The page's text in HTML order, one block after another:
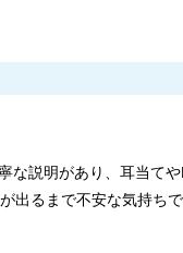
説明があり、耳当て
出るまで不安な気持ち